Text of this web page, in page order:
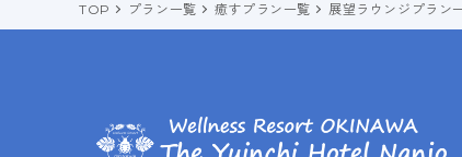
TOP プラン一覧 癒すプラン一覧 展望ラウンジプラン